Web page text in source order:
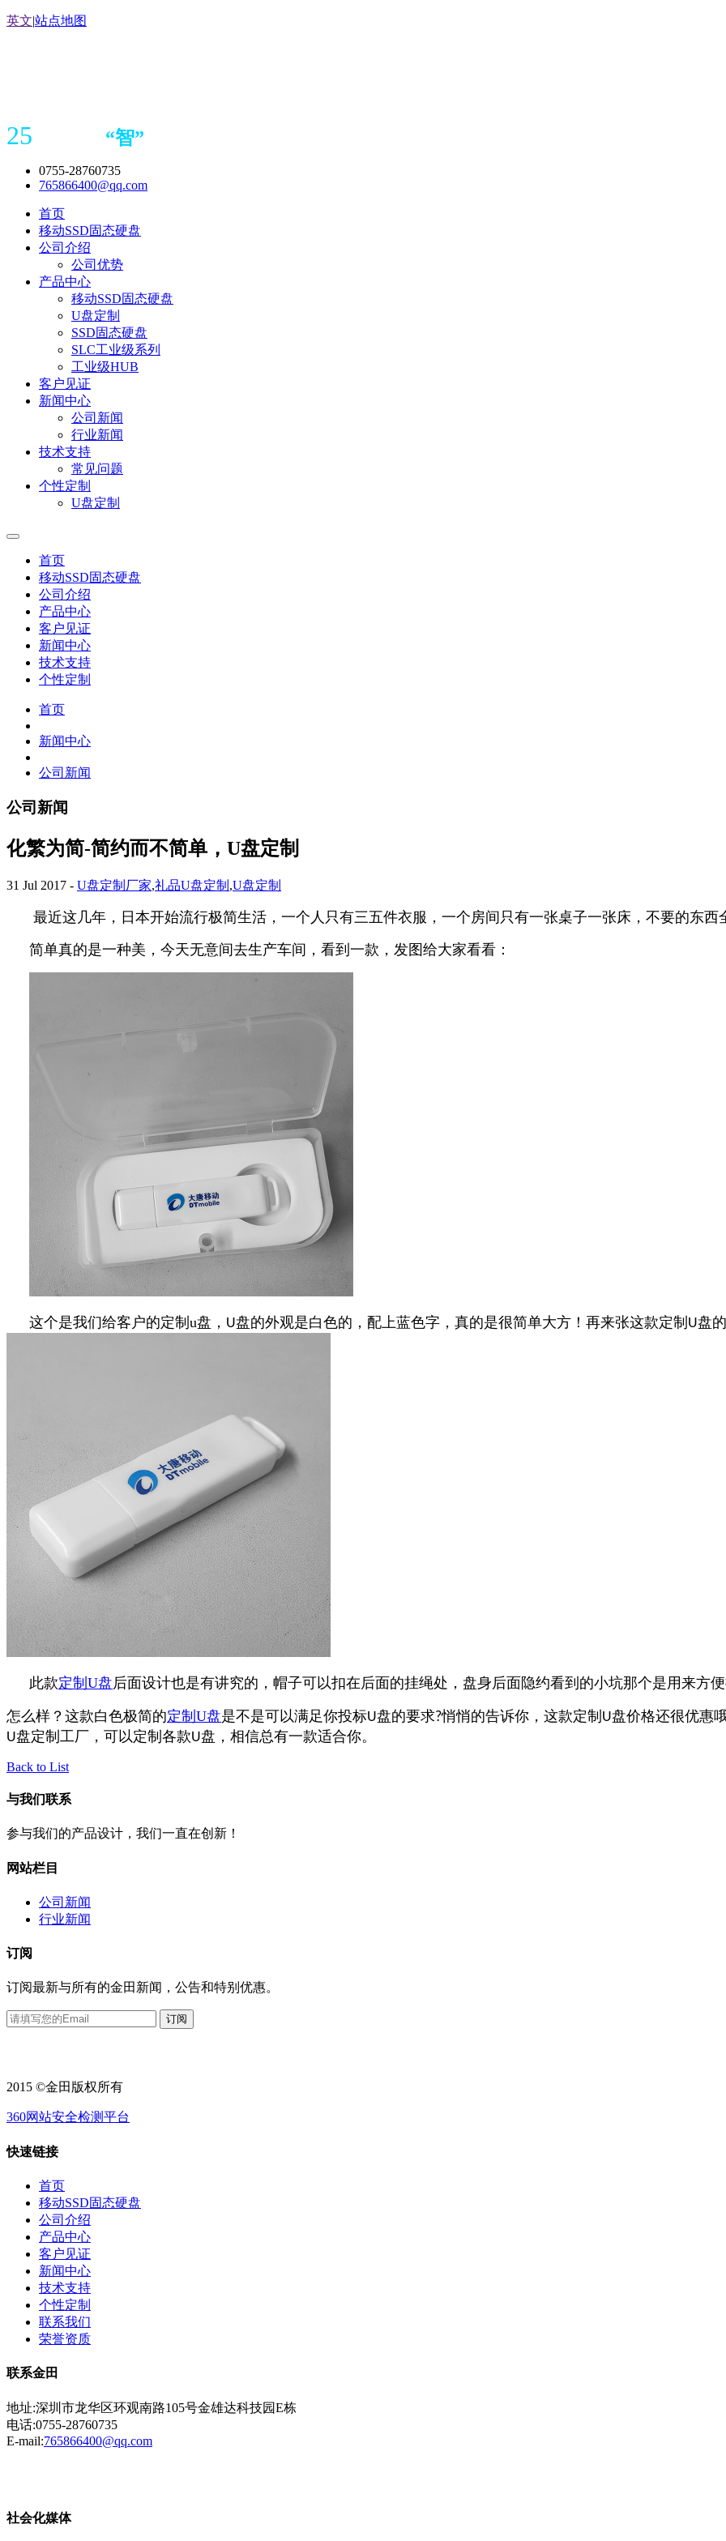
英文|站点地图
25 “智”
0755-28760735
765866400@qq.com
首页
移动SSD固态硬盘
公司介绍
公司优势
产品中心
移动SSD固态硬盘
U盘定制
SSD固态硬盘
SLC工业级系列
工业级HUB
客户见证
新闻中心
公司新闻
行业新闻
技术支持
常见问题
个性定制
U盘定制
首页
移动SSD固态硬盘
公司介绍
产品中心
客户见证
新闻中心
技术支持
个性定制
首页
新闻中心
公司新闻
公司新闻
化繁为简-简约而不简单，U盘定制
31 Jul 2017 - U盘定制厂家,礼品U盘定制 ,U盘定制
最近这几年，日本开始流行极简生活，一个人只有三五件衣服，一个房间只有一张桌子一张床，不要的东西
简单真的是一种美，今天无意间去生产车间，看到一款，发图给大家看看：
这个是我们给客户的定制u盘， U盘的外观是白色的，配上蓝色字，真的是很简单大方！再来张这款定制 U盘
此款定制U盘后面设计也是有讲究的，帽子可以扣在后面的挂绳处，盘身后面隐约看到的小坑那个是用来方
怎么样？这款白色极简的定制 U盘是不是可以满足你投标U盘的要求?悄悄的告诉你，这款定制 U盘价格还很优惠
U盘定制工厂，可以定制各款U盘，相信总有一款适合你。
Back to List
与我们联系
参与我们的产品设计，我们一直在创新！
网站栏目
公司新闻
行业新闻
订阅
订阅最新与所有的金田新闻，公告和特别优惠。
2015 ©金田版权所有
360网站安全检测平台
快速链接
首页
移动SSD固态硬盘
公司介绍
产品中心
客户见证
新闻中心
技术支持
个性定制
联系我们
荣誉资质
联系金田
地址:深圳市龙华区环观南路105号金雄达科技园E栋
电话:0755-28760735
E-mail:765866400@qq.com
社会化媒体